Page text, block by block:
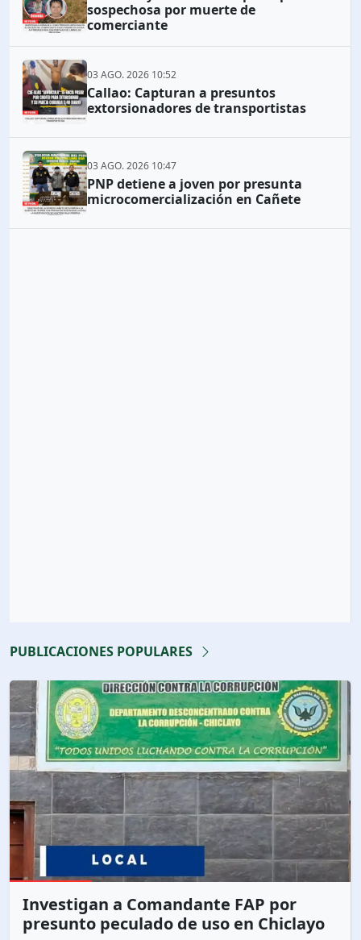
sospechosa por muerte de
comerciante
03 AGO. 2026 10:52
Callao: Capturan a presuntos
extorsionadores de transportistas
03 AGO. 2026 10:47
PNP detiene a joven por presunta
microcomercialización en Cañete
PUBLICACIONES POPULARES
Investigan a Comandante FAP por
presunto peculado de uso en Chiclayo